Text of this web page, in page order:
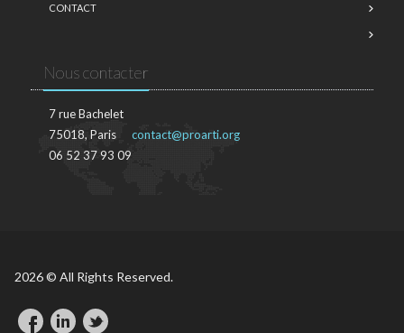
CONTACT
Nous contacter
7 rue Bachelet
75018, Paris
06 52 37 93 09
contact@proarti.org
2026 © All Rights Reserved.